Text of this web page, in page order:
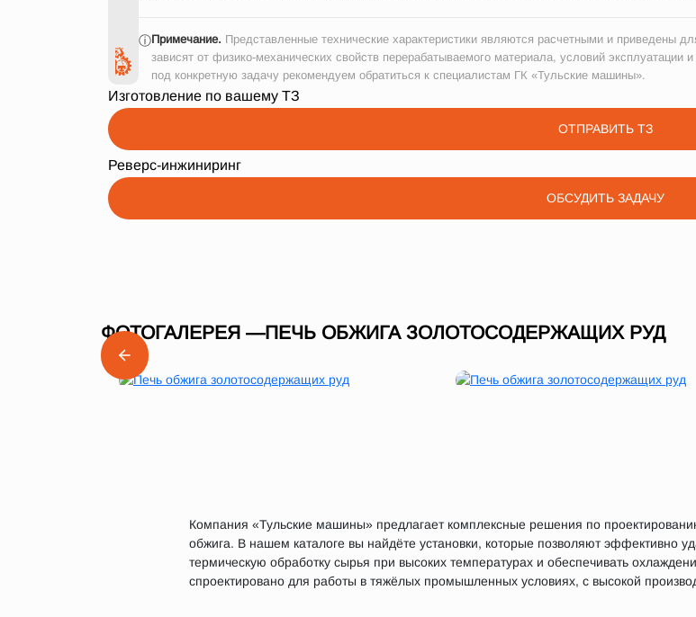
ⓘПримечание. Представленные технические характеристики являются расчетными и приведены
зависят от физико-механических свойств перерабатываемого материала, условий эксплуатации
под конкретную задачу рекомендуем обратиться к специалистам ГК «Тульские машины».
Изготовление по вашему ТЗ
ОТПРАВИТЬ ТЗ
Реверс-инжиниринг
ОБСУДИТЬ ЗАДАЧУ
ФОТОГАЛЕРЕЯ —ПЕЧЬ ОБЖИГА ЗОЛОТОСОДЕРЖАЩИХ РУД
Компания «Тульские машины» предлагает комплексные решения по
обжига. В нашем каталоге вы найдёте установки, которые позволяют эффективно
термическую обработку сырья при высоких температурах и обеспечивать
спроектировано для работы в тяжёлых промышленных условиях, с высокой